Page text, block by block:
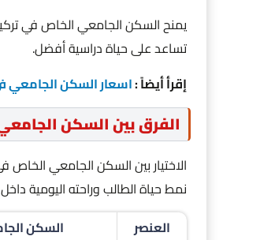
يمنح السكن الجامعي الخاص في
تساعد على حياة دراسية أفضل.
إقرأ أيضاً :اسعار السكن الجامعي
الفرق بين السكن
الاختيار بين السكن الجامعي الخاص
نمط حياة الطالب وراحته اليومية داخل
العنصر
السكن